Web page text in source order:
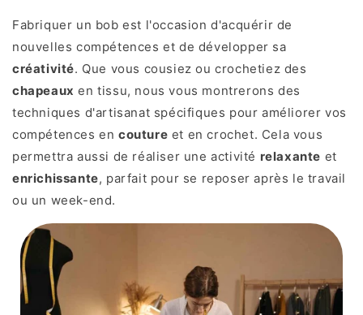
Fabriquer un bob est l'occasion d'acquérir de
nouvelles compétences et de développer sa
créativité. Que vous cousiez ou crochetiez des
chapeaux en tissu, nous vous montrerons des
techniques d'artisanat spécifiques pour améliorer vos
compétences en couture et en crochet. Cela vous
permettra aussi de réaliser une activité relaxante et
enrichissante, parfait pour se reposer après le travail
ou un week-end.